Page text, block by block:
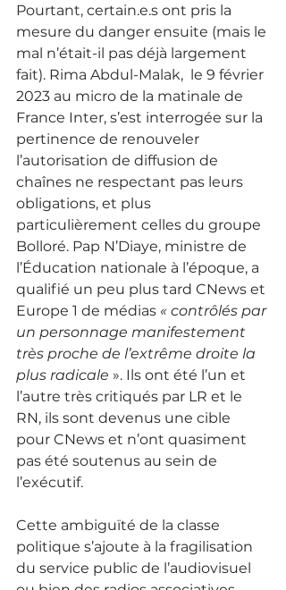
Pourtant, certain.e.s ont pris la
mesure du danger ensuite (mais le
mal n’était-il pas déjà largement
fait). Rima Abdul-Malak,  le 9 février
2023 au micro de la matinale de
France Inter, s’est interrogée sur la
pertinence de renouveler
l’autorisation de diffusion de
chaînes ne respectant pas leurs
obligations, et plus
particulièrement celles du groupe
Bolloré. Pap N’Diaye, ministre de
l’Éducation nationale à l’époque, a
qualifié un peu plus tard CNews et
Europe 1 de médias « contrôlés par
un personnage manifestement
très proche de l’extrême droite la
plus radicale ». Ils ont été l’un et
l’autre très critiqués par LR et le
RN, ils sont devenus une cible
pour CNews et n’ont quasiment
pas été soutenus au sein de
l’exécutif.
Cette ambiguïté de la classe
politique s’ajoute à la fragilisation
du service public de l’audiovisuel